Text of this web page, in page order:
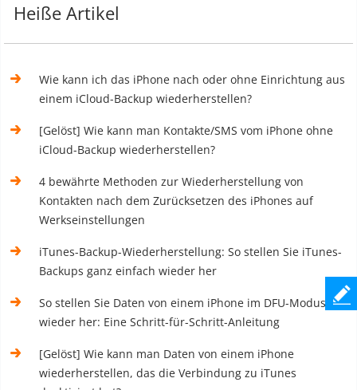
Heiße Artikel
Wie kann ich das iPhone nach oder ohne Einrichtung aus
einem iCloud-Backup wiederherstellen?
[Gelöst] Wie kann man Kontakte/SMS vom iPhone ohne
iCloud-Backup wiederherstellen?
4 bewährte Methoden zur Wiederherstellung von
Kontakten nach dem Zurücksetzen des iPhones auf
Werkseinstellungen
iTunes-Backup-Wiederherstellung: So stellen Sie iTunes-
Backups ganz einfach wieder her
So stellen Sie Daten von einem iPhone im DFU-Modus
wieder her: Eine Schritt-für-Schritt-Anleitung
[Gelöst] Wie kann man Daten von einem iPhone
wiederherstellen, das die Verbindung zu iTunes